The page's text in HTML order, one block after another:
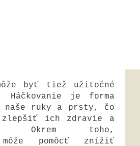
byť tiež užitočné
Háčkovanie je forma
naše ruky a prsty, čo
zlepšiť ich zdravie a
Okrem toho,
môže pomôcť znížiť